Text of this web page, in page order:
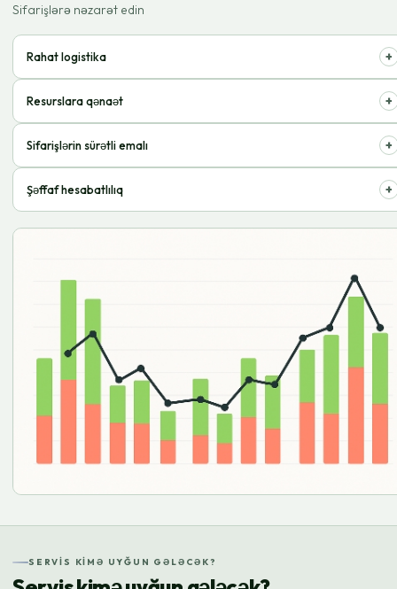
Sifarişlərə nəzarət edin
Rahat logistika +
endirin.
Resurslara qənaət +
Sifarişlərin sürətli emalı
+
Şəffaf hesabatlılıq
+
SERVIS KIMƏ UYĞUN GƏLƏCƏK?